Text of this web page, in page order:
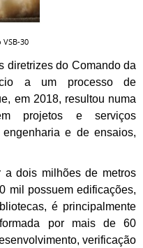
30
diretrizes do Comando da
a um processo de
em 2018, resultou numa
projetos e serviços
e de ensaios,
a dois milhões de metros
mil possuem edificações,
é principalmente
por mais de 60
verificação